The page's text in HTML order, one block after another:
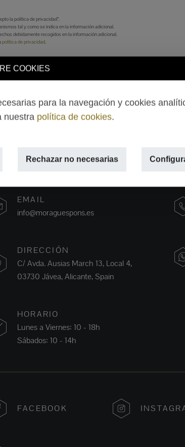
COOKIES
para la navegación y cookies
nuestra política de cookies.
Rechazar no necesarias
la política de privacidad”.
tal y como se indica en la información adicional.
debidamente recogidos en la información adicional.
política de privacidad.
EMAIL
info@moraguespons.es
DIRECCIÓN
C/ Avda. Ausias March 13, Local 4,
03730 Jávea, Alicante, Spain
HORARIO
Lunes a Viernes: 10 - 18h
Sábados: 10 - 14h
FACEBOOK